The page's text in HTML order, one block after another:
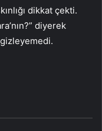
dikkat çekti.
diyerek
gizleyemedi.